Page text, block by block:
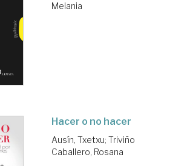
Melania
Hacer o no hacer
Ausín, Txetxu; Triviño
Caballero, Rosana